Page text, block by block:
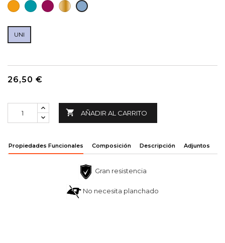
NARANJAAGUAMARINA
BERENJENA
DORADO
AZUL
CELESTE
UNI
26,50 €
 AÑADIR AL CARRITO
Propiedades Funcionales Composición Descripción Adjuntos
Gran resistencia
No necesita planchado